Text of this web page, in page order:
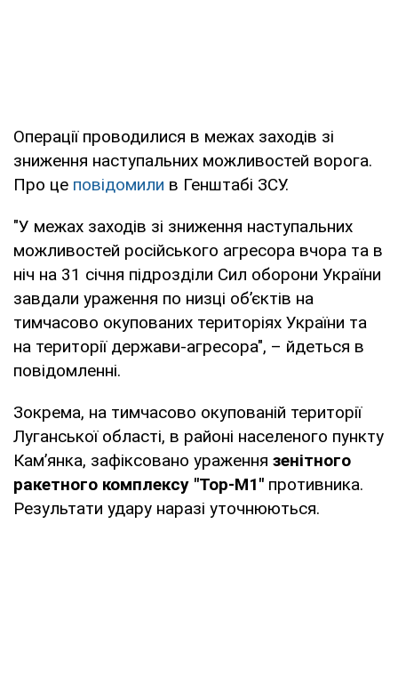
Операції проводилися в межах заходів зі
зниження наступальних можливостей ворога.
Про це повідомили в Генштабі ЗСУ.
"У межах заходів зі зниження наступальних
можливостей російського агресора вчора та в
ніч на 31 січня підрозділи Сил оборони України
завдали ураження по низці об’єктів на
тимчасово окупованих територіях України та
на території держави-агресора", – йдеться в
повідомленні.
Зокрема, на тимчасово окупованій території
Луганської області, в районі населеного пункту
Кам’янка, зафіксовано ураження зенітного
ракетного комплексу "Тор-М1" противника.
Результати удару наразі уточнюються.